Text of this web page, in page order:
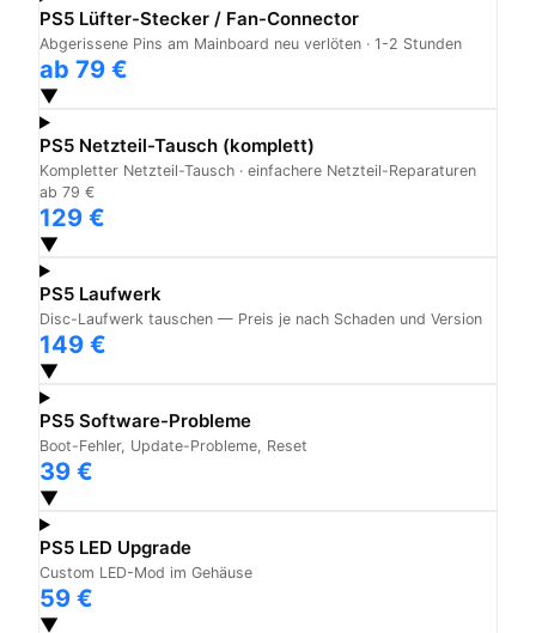
PS5 Lüfter-Stecker / Fan-Connector
Abgerissene Pins am Mainboard neu verlöten · 1-2 Stunden
ab 79 €
▼
PS5 Netzteil-Tausch (komplett)
Kompletter Netzteil-Tausch · einfachere Netzteil-Reparaturen
ab 79 €
129 €
▼
PS5 Laufwerk
Disc-Laufwerk tauschen — Preis je nach Schaden und Version
149 €
▼
PS5 Software-Probleme
Boot-Fehler, Update-Probleme, Reset
39 €
▼
PS5 LED Upgrade
Custom LED-Mod im Gehäuse
59 €
▼